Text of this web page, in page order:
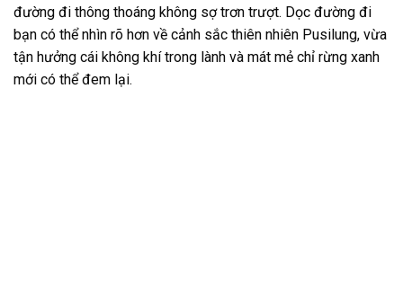
đường đi thông thoáng không sợ trơn trượt. Dọc đường đi
bạn có thể nhìn rõ hơn về cảnh sắc thiên nhiên Pusilung, vừa
tận hưởng cái không khí trong lành và mát mẻ chỉ rừng xanh
mới có thể đem lại.